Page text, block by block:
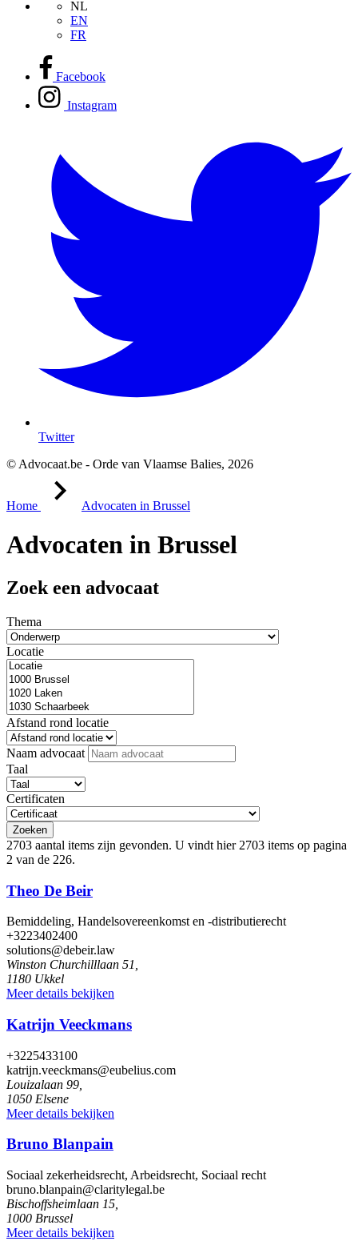
NL
EN
FR
Facebook
Instagram
Twitter
© Advocaat.be - Orde van Vlaamse Balies, 2026
Home Advocaten in Brussel
Advocaten in Brussel
Zoek een advocaat
Thema
Locatie
Afstand rond locatie
Naam advocaat
Taal
Certificaten
Zoeken
2703 aantal items zijn gevonden. U vindt hier 2703 items op pagina
2 van de 226.
Theo De Beir
Bemiddeling, Handelsovereenkomst en -distributierecht
+3223402400
solutions@debeir.law
Winston Churchilllaan 51,
1180 Ukkel
Meer details bekijken
Katrijn Veeckmans
+3225433100
katrijn.veeckmans@eubelius.com
Louizalaan 99,
1050 Elsene
Meer details bekijken
Bruno Blanpain
Sociaal zekerheidsrecht, Arbeidsrecht, Sociaal recht
bruno.blanpain@claritylegal.be
Bischoffsheimlaan 15,
1000 Brussel
Meer details bekijken